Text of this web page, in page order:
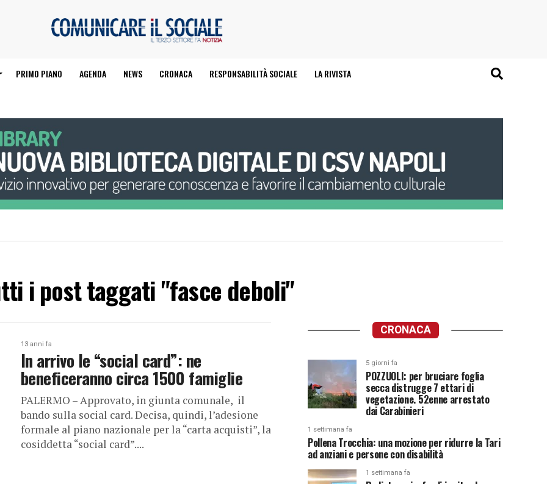
PRIMO PIANO AGENDA NEWS CRONACA RESPONSABILITÀ SOCIALE LA RIVISTA
i post taggati "fasce deboli"
13 anni fa
In arrivo le “social card”: ne
beneficeranno circa 1500 famiglie
PALERMO – Approvato, in giunta comunale, il
bando sulla social card. Decisa, quindi, l’adesione
formale al piano nazionale per la “carta acquisti”, la
cosiddetta “social card”....
CRONACA
5 giorni fa
POZZUOLI: per bruciare foglia
secca distrugge 7 ettari di
vegetazione. 52enne arrestato
dai Carabinieri
1 settimana fa
Pollena Trocchia: una mozione per ridurre la Tari
ad anziani e persone con disabilità
1 settimana fa